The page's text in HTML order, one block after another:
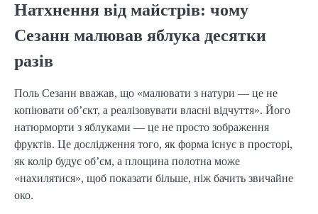
Натхнення від майстрів: чому
Сезанн малював яблука десятки
разів
Поль Сезанн вважав, що «малювати з натури — це не
копіювати об’єкт, а реалізовувати власні відчуття». Його
натюрморти з яблуками — це не просто зображення
фруктів. Це дослідження того, як форма існує в просторі,
як колір будує об’єм, а площина полотна може
«нахилятися», щоб показати більше, ніж бачить звичайне
око.